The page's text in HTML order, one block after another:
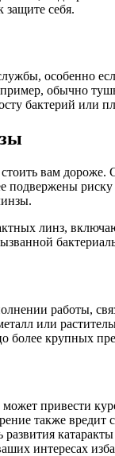
защите себя.
особенно
обычно
бактерий или
вам
линз,
работы,
или
более крупных
привести
также
интересах